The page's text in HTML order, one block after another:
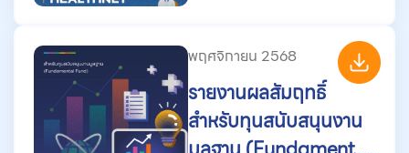
เคลื่อนการเจริญเติบโต
และความเป็นเลิศใน
ประเทศไทย (Thailand
พฤศจิกายน 2568
รายงานผลสัมฤทธิ์
สำหรับทุนสนับสนุนงาน